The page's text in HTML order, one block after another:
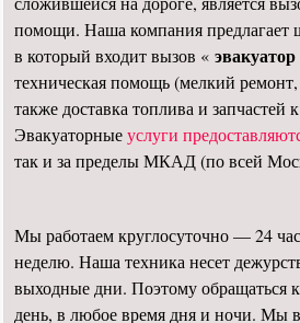
помощи. Наша компания предлагает
в который входит вызов «
техническая помощь (мелкий
также доставка топлива и запчастей
Эвакуаторныеуслуги
так и за пределы МКАД (по всей
Мы работаем круглосуточно — 24
неделю. Наша техника несет
выходные дни. Поэтому обращаться
день, в любое время дня и ночи. Мы